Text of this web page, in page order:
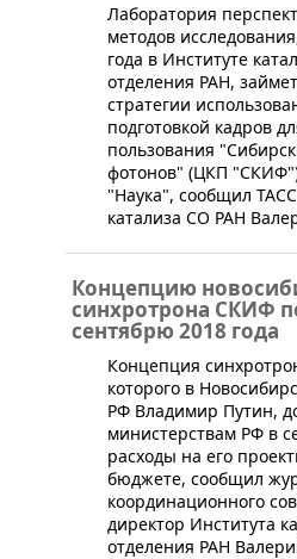
​Лаборатория
методов
года в Институте
отделения РАН,
стратегии
подготовкой кадров
пользования
фотонов" (ЦКП
"Наука", сообщил
катализа СО РАН
Концепцию
синхротрона СКИФ
сентябрю 2018 года
​Концепция
которого в
РФ Владимир Путин,
министерствам РФ в
расходы на его
бюджете, сообщил
координационного
директор Института
отделения РАН